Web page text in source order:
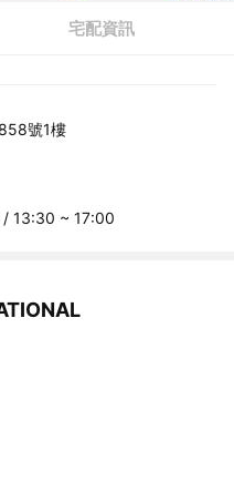
宅配資訊
號1樓
/ 13:30 ~ 17:00